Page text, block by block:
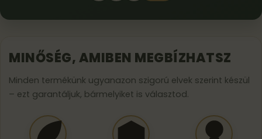
MINŐSÉG, AMIBEN MEGBÍZHATSZ
Minden termékünk ugyanazon szigorú elvek szerint készül
– ezt garantáljuk, bármelyiket is választod.